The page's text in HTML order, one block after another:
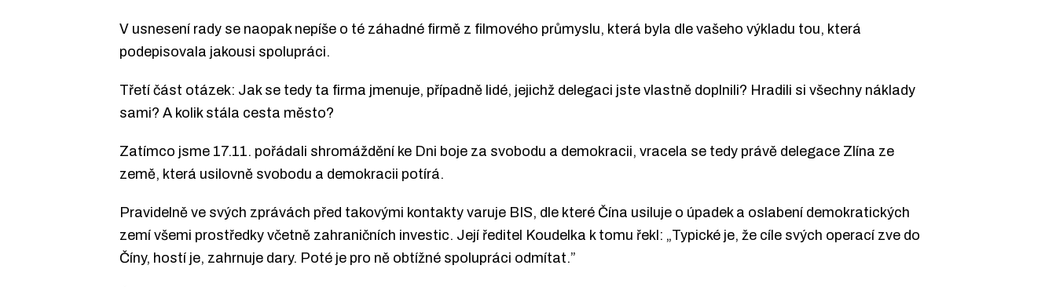
V usnesení rady se naopak nepíše o té záhadné firmě z filmového průmyslu, která byla dle vašeho výkladu tou, která
podepisovala jakousi spolupráci.
Třetí část otázek: Jak se tedy ta firma jmenuje, případně lidé, jejichž delegaci jste vlastně doplnili? Hradili si všechny náklady
sami? A kolik stála cesta město?
Zatímco jsme 17.11. pořádali shromáždění ke Dni boje za svobodu a demokracii, vracela se tedy právě delegace Zlína ze
země, která usilovně svobodu a demokracii potírá.
Pravidelně ve svých zprávách před takovými kontakty varuje BIS, dle které Čína usiluje o úpadek a oslabení demokratických
zemí všemi prostředky včetně zahraničních investic. Její ředitel Koudelka k tomu řekl: „Typické je, že cíle svých operací zve do
Číny, hostí je, zahrnuje dary. Poté je pro ně obtížné spolupráci odmítat.”